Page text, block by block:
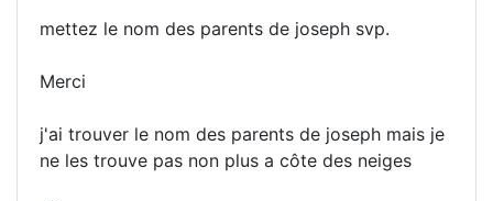
mettez le nom des parents de joseph svp.
Merci
j'ai trouver le nom des parents de joseph mais je
ne les trouve pas non plus a côte des neiges